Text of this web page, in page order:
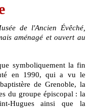
de l'Ancien Évêché,
aménagé et ouvert au
en 1990, qui a vu le
de Grenoble, la
du groupe épiscopal : la
Hugues ainsi que la